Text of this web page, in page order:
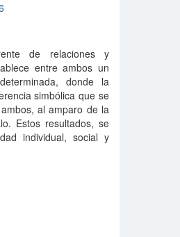
de relaciones y
entre ambos un
donde la
simbólica que se
al amparo de la
Estos resultados, se
individual, social y